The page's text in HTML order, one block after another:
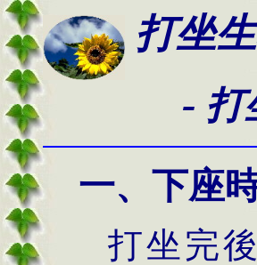
打坐
- 打
一、 下座
打坐完